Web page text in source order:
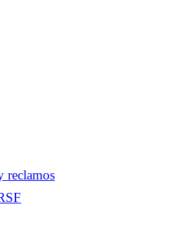
reclamos